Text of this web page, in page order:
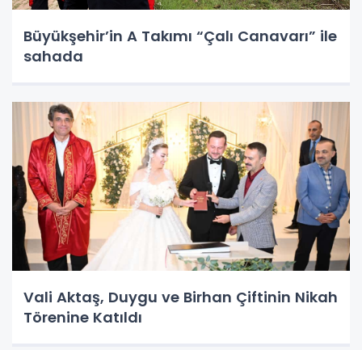
Büyükşehir’in A Takımı “Çalı Canavarı” ile
sahada
Vali Aktaş, Duygu ve Birhan Çiftinin Nikah
Törenine Katıldı